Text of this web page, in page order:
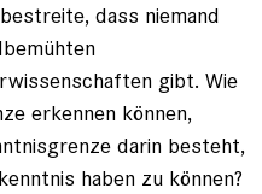
dass niemand
gibt. Wie
erkennen können,
darin besteht,
haben zu können?